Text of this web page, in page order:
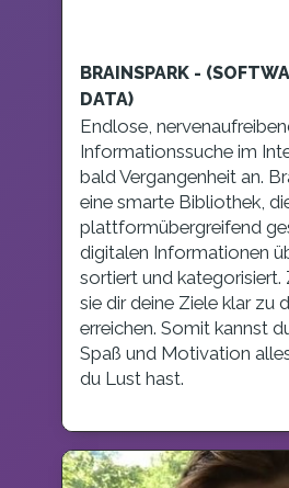
BRAINSPARK -
DATA)
Endlose,
Informationssuche im
bald Vergangenheit an.
eine smarte Bibliothek,
plattformübergreifend
digitalen Informationen
sortiert und
sie dir deine Ziele klar zu
erreichen. Somit kannst
Spaß und Motivation
du Lust hast.